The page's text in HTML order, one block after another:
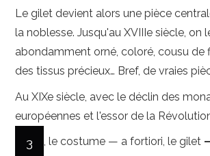
Le gilet devient alors une pièce
la noblesse. Jusqu'au XVIIIe siècle, on
abondamment orné, coloré, cousu de
des tissus précieux… Bref, de vraies
Au XIXe siècle, avec le déclin des
européennes et l'essor de la
3 , le costume — a fortiori, le gilet